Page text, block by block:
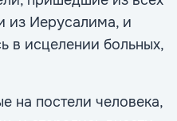
из Иерусалима, и
в исцелении больных,
на постели человека,